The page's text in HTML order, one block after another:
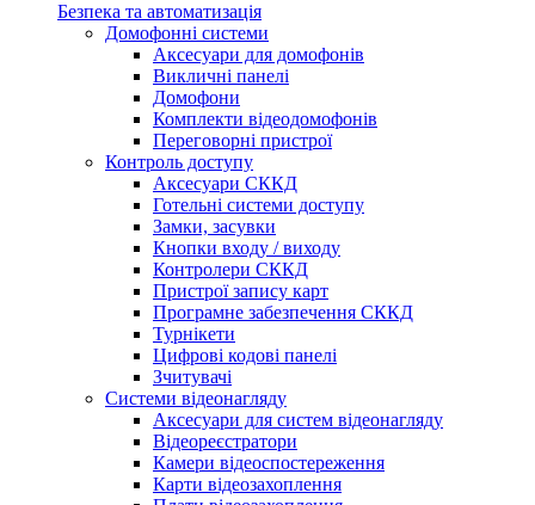
Безпека та автоматизація
Домофонні системи
Аксесуари для домофонів
Викличні панелі
Домофони
Комплекти відеодомофонів
Переговорні пристрої
Контроль доступу
Аксесуари СККД
Готельні системи доступу
Замки, засувки
Кнопки входу / виходу
Контролери СККД
Пристрої запису карт
Програмне забезпечення СККД
Турнікети
Цифрові кодові панелі
Зчитувачі
Системи відеонагляду
Аксесуари для систем відеонагляду
Відеореєстратори
Камери відеоспостереження
Карти відеозахоплення